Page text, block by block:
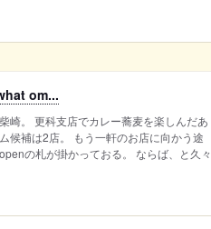
om...
崎。 更科支店でカレー蕎麦を楽しんだあ
候補は2店。 もう一軒のお店に向かう途
の札が掛かっておる。 ならば、と久々